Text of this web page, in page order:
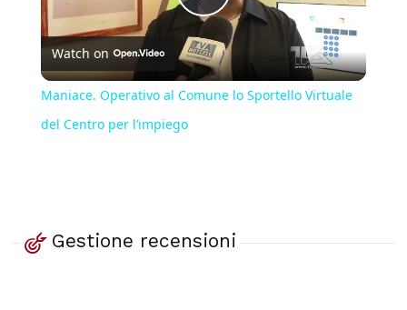
Play
Video
Watch on
Maniace. Operativo al Comune lo Sportello Virtuale
del Centro per l’impiego
Gestione recensioni